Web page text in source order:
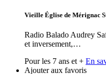
Vieille Église de Mérignac
Radio Balado Audrey
et inversement,…
Pour les 7 ans et + En
Ajouter aux favoris